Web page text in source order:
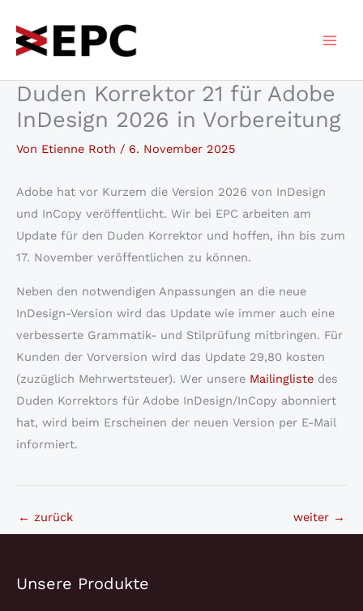
Inhalt
springen
Duden Korrektor 21 für Adobe
InDesign 2026 in Vorbereitung
Von Etienne Roth / 6. November 2025
Adobe hat vor Kurzem die Version 2026 von InDesign
und InCopy veröffentlicht. Wir bei EPC arbeiten am
Update für den Duden Korrektor und hoffen, ihn bis zum
17. November veröffentlichen zu können.
Neben den notwendigen Anpassungen an die neue
InDesign-Version wird das Update wie immer auch eine
verbesserte Grammatik- und Stilprüfung mitbringen. Für
Kunden der Vorversion wird das Update 29,80 kosten
(zuzüglich Mehrwertsteuer). Wer unsere Mailingliste des
Duden Korrektors für Adobe InDesign/InCopy abonniert
hat, wird beim Erscheinen der neuen Version per E-Mail
informiert.
← zurück weiter →
Unsere Produkte